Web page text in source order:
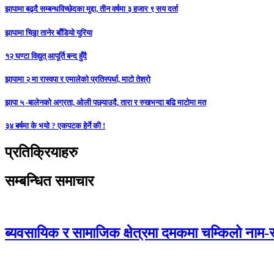
झापामा बढ्दै सम्बन्धविच्छेदका मुद्दा, तीन वर्षमा ३ हजार ९ सय दर्ता
झापामा चिठ्ठा तानेर बाँडियो युरिया
१२ घण्टा विद्युत् आपूर्ति बन्द हुँदै
झापामा २ मा रास्वपा र एमालेको प्रतिस्पर्धा, माटो तेश्रो
झापा ५ -बालेनको अग्रता, ओली पछ्याउदै, तारा र रुखभन्दा बढि माटोमा मत
३४ बर्षमा के भयो ? एकपटक हेर्ने की !
प्रतिक्रियाहरु
सम्बन्धित समाचार
ब्यवसायिक र सामाजिक क्षेत्रमा दमकमा चम्किलो